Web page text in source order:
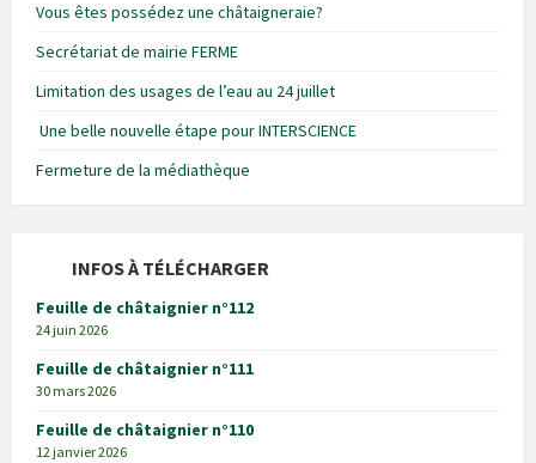
Vous êtes possédez une châtaigneraie?
Secrétariat de mairie FERME
Limitation des usages de l’eau au 24 juillet
Une belle nouvelle étape pour INTERSCIENCE
Fermeture de la médiathèque
INFOS À TÉLÉCHARGER
Feuille de châtaignier n°112
24 juin 2026
Feuille de châtaignier n°111
30 mars 2026
Feuille de châtaignier n°110
12 janvier 2026